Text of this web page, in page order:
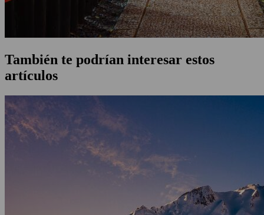
También te podrían interesar estos
artículos